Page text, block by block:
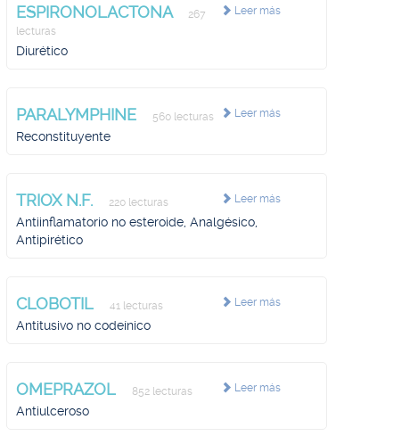
Leer más
ESPIRONOLACTONA
267
lecturas
Diurético
Leer más
PARALYMPHINE 560 lecturas
Reconstituyente
Leer más
TRIOX N.F. 220 lecturas
Antiinflamatorio no esteroide, Analgésico,
Antipirético
Leer más
CLOBOTIL 41 lecturas
Antitusivo no codeínico
Leer más
OMEPRAZOL 852 lecturas
Antiulceroso